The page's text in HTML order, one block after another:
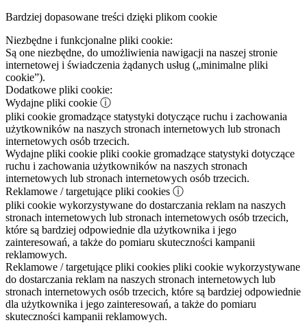
Bardziej dopasowane treści dzięki plikom cookie
Niezbędne i funkcjonalne pliki cookie:
Są one niezbędne, do umożliwienia nawigacji na naszej stronie
internetowej i świadczenia żądanych usług („minimalne pliki
cookie”).
Dodatkowe pliki cookie:
Wydajne pliki cookie ⓘ
pliki cookie gromadzące statystyki dotyczące ruchu i zachowania
użytkowników na naszych stronach internetowych lub stronach
internetowych osób trzecich.
Wydajne pliki cookie pliki cookie gromadzące statystyki dotyczące
ruchu i zachowania użytkowników na naszych stronach
internetowych lub stronach internetowych osób trzecich.
Reklamowe / targetujące pliki cookies ⓘ
pliki cookie wykorzystywane do dostarczania reklam na naszych
stronach internetowych lub stronach internetowych osób trzecich,
które są bardziej odpowiednie dla użytkownika i jego
zainteresowań, a także do pomiaru skuteczności kampanii
reklamowych.
Reklamowe / targetujące pliki cookies pliki cookie wykorzystywane
do dostarczania reklam na naszych stronach internetowych lub
stronach internetowych osób trzecich, które są bardziej odpowiednie
dla użytkownika i jego zainteresowań, a także do pomiaru
skuteczności kampanii reklamowych.